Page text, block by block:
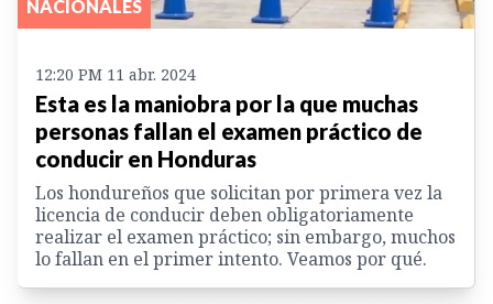
NACIONALES
12:20 PM 11 abr. 2024
Esta es la maniobra por la que muchas
personas fallan el examen práctico de
conducir en Honduras
Los hondureños que solicitan por primera vez la
licencia de conducir deben obligatoriamente
realizar el examen práctico; sin embargo, muchos
lo fallan en el primer intento. Veamos por qué.